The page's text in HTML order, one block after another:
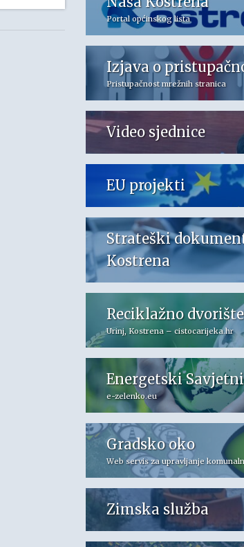
Portal općinskog lista
Izjava o
Pristupačnost mrežnih stranica
Video sjednice
EU projekti
Strateški
Kostrena
Reciklažno
Urinj, Kostrena – cistocarijeka.hr
Energetski
e-zelenko.eu
Gradsko oko
Web servis za upravljanje
Zimska služba